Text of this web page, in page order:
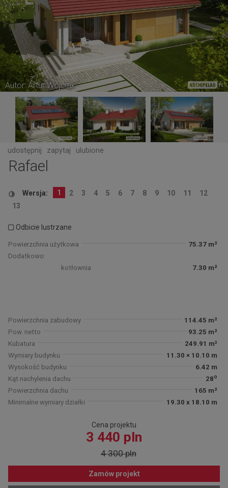
Autor: Artur Wójciak
udostępnij zapytaj ulubione
Rafael
Wersja: 1 2 3 4 5 6 7 8 9 10 11
12
13
Odbicie lustrzane
Powierzchnia użytkowa
75.37 m²
Dodatkowo:
kotłownia
7.30 m²
Powierzchnia zabudowy
114.45 m²
Pow. netto
93.25 m²
Kubatura
249.91 m³
Wymiary budynku
11.30 × 10.10 m
Wysokość budynku
6.42 m
Kąt nachylenia dachu
28o
Powierzchnia dachu
165 m²
Minimalne wymiary działki
19.30 x 18.10 m
Cena projektu
3 440 pln
4 300 pln
Zamów projekt